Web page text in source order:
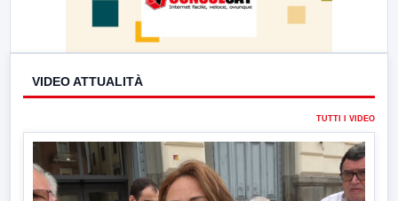
VIDEO ATTUALITÀ
TUTTI I VIDEO